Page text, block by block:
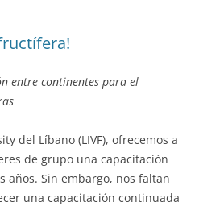
entre continentes para el
del Líbano (LIVF), ofrecemos a
de grupo una capacitación
años. Sin embargo, nos faltan
una capacitación continuada